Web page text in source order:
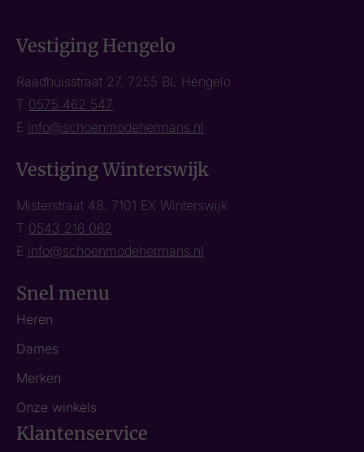
Vestiging Hengelo
Raadhuisstraat 27, 7255 BL Hengelo
T 0575 462 547
E info@schoenmodehermans.nl
Vestiging Winterswijk
Misterstraat 48, 7101 EX Winterswijk
T 0543 216 062
E info@schoenmodehermans.nl
Snel menu
Heren
Dames
Merken
Onze winkels
Klantenservice